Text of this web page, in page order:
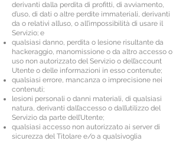
derivanti dalla perdita di profitti, di avviamento,
d’uso, di dati o altre perdite immateriali, derivanti
da o relativi all’uso, o all’impossibilità di usare il
Servizio; e
qualsiasi danno, perdita o lesione risultante da
hackeraggio, manomissione o da altro accesso o
uso non autorizzato del Servizio o dell’account
Utente o delle informazioni in esso contenute;
qualsiasi errore, mancanza o imprecisione nei
contenuti;
lesioni personali o danni materiali, di qualsiasi
natura, derivanti dall’accesso o dall’utilizzo del
Servizio da parte dell’Utente;
qualsiasi accesso non autorizzato ai server di
sicurezza del Titolare e/o a qualsivoglia